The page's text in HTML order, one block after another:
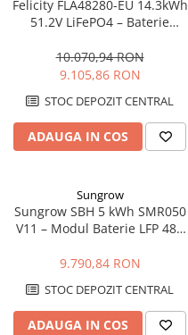
Felicity FLA48280-EU 14.3kWh
51.2V LiFePO4 – Baterie
Scalabilă
10.070,94 RON
9.105,86 RON
STOC DEPOZIT CENTRAL
ADAUGA IN COS
Sungrow
Sungrow SBH 5 kWh SMR050
V11 – Modul Baterie LFP 48V
RS/RT
9.790,84 RON
STOC DEPOZIT CENTRAL
ADAUGA IN COS